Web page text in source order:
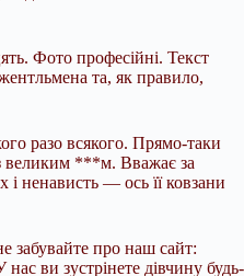
Фото професійні. Текст
та, як правило,
разо всякого. Прямо-таки
великим ***м. Вважає за
ненависть — ось її ковзани
забувайте про наш сайт:
ви зустрінете дівчину будь-